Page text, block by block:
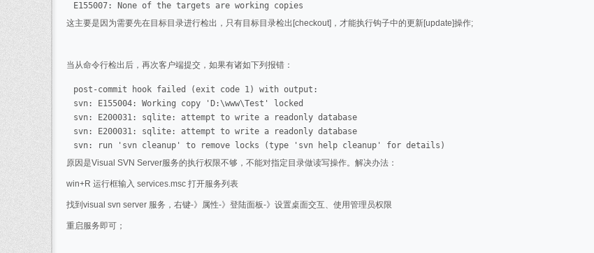
E155007: None of the targets are working copies
这主要是因为需要先在目标目录进行检出，只有目标目录检出[checkout]，才能执行钩子中的更新[update]操作;
当从命令行检出后，再次客户端提交，如果有诸如下列报错：
post-commit hook failed (exit code 1) with output:
svn: E155004: Working copy 'D:\www\Test' locked
svn: E200031: sqlite: attempt to write a readonly database
svn: E200031: sqlite: attempt to write a readonly database
svn: run 'svn cleanup' to remove locks (type 'svn help cleanup' for details)
原因是Visual SVN Server服务的执行权限不够，不能对指定目录做读写操作。解决办法：
win+R 运行框输入 services.msc 打开服务列表
找到visual svn server 服务，右键-》属性-》登陆面板-》设置桌面交互、使用管理员权限
重启服务即可；